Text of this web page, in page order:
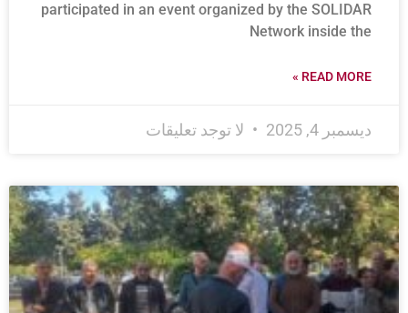
participated in an event organized by the SOLIDAR
Network inside the
READ MORE »
ديسمبر 4, 2025 لا توجد تعليقات